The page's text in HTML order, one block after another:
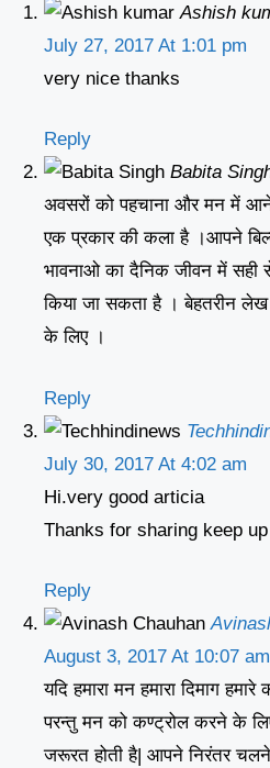
Ashish
July 27, 2017 At 1:01 pm
very nice thanks
Reply
Babita
अवसरों को पहचाना और मन में आने
एक प्रकार की कला है ।आपने
भावनाओ का दैनिक जीवन में सही
किया जा सकता है । बेहतरीन
के लिए ।
Reply
July 30, 2017 At 4:02 am
Hi.very good articia
Thanks for sharing keep
Reply
August 3, 2017 At 10:07 am
यदि हमारा मन हमारा दिमाग
परन्तु मन को कण्ट्रोल करने के
जरूरत होती है| आपने निरंतर चलने